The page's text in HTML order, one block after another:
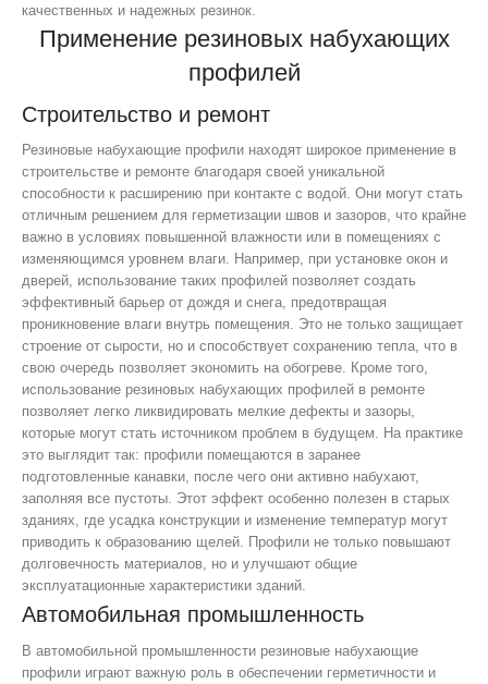
качественных и надежных резинок.
Применение резиновых набухающих
профилей
Строительство и ремонт
Резиновые набухающие профили находят широкое применение в
строительстве и ремонте благодаря своей уникальной
способности к расширению при контакте с водой. Они могут стать
отличным решением для герметизации швов и зазоров, что крайне
важно в условиях повышенной влажности или в помещениях с
изменяющимся уровнем влаги. Например, при установке окон и
дверей, использование таких профилей позволяет создать
эффективный барьер от дождя и снега, предотвращая
проникновение влаги внутрь помещения. Это не только защищает
строение от сырости, но и способствует сохранению тепла, что в
свою очередь позволяет экономить на обогреве. Кроме того,
использование резиновых набухающих профилей в ремонте
позволяет легко ликвидировать мелкие дефекты и зазоры,
которые могут стать источником проблем в будущем. На практике
это выглядит так: профили помещаются в заранее
подготовленные канавки, после чего они активно набухают,
заполняя все пустоты. Этот эффект особенно полезен в старых
зданиях, где усадка конструкции и изменение температур могут
приводить к образованию щелей. Профили не только повышают
долговечность материалов, но и улучшают общие
эксплуатационные характеристики зданий.
Автомобильная промышленность
В автомобильной промышленности резиновые набухающие
профили играют важную роль в обеспечении герметичности и